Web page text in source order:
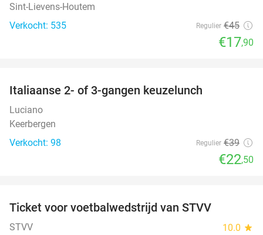
Sint-Lievens-Houtem
Verkocht: 535
Regulier €45
€17,90
Italiaanse 2- of 3-gangen keuzelunch
Luciano
Keerbergen
Verkocht: 98
Regulier €39
€22,50
Ticket voor voetbalwedstrijd van STVV
STVV 10.0 star